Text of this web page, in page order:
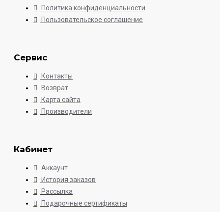
Политика конфиденциальности
Пользовательское соглашение
Сервис
Контакты
Возврат
Карта сайта
Производители
Кабинет
Аккаунт
История заказов
Рассылка
Подарочные сертификаты